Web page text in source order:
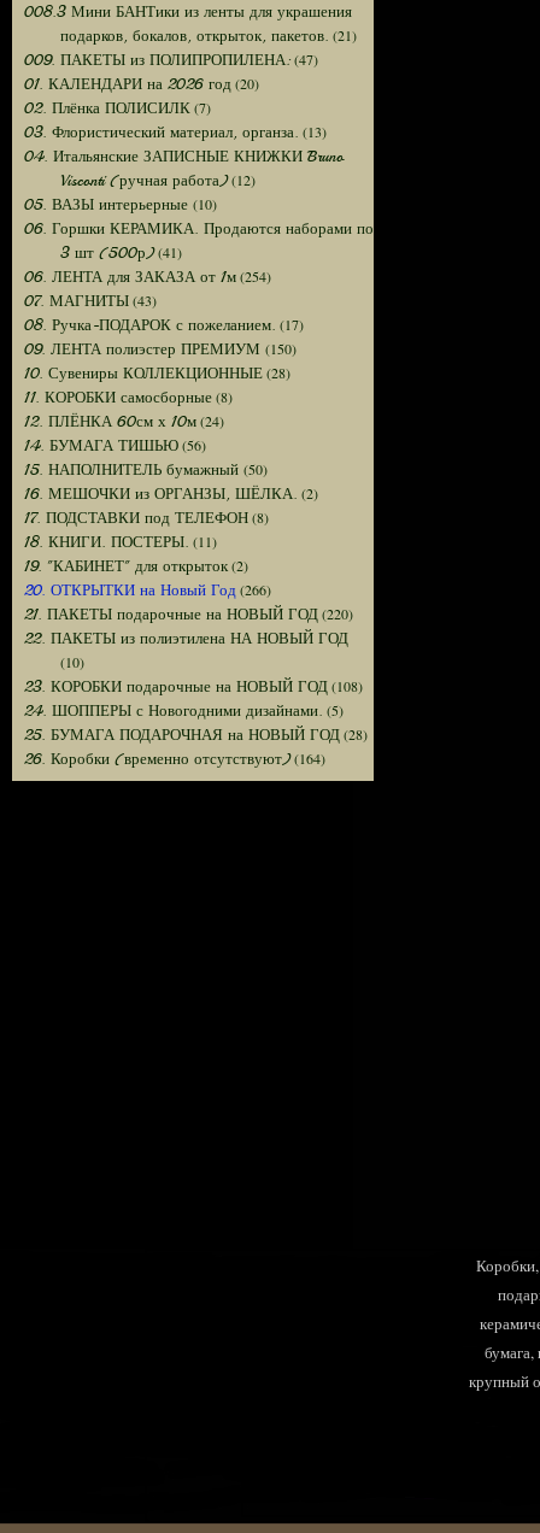
008.3 Мини БАНТики из ленты для украшения
подарков, бокалов, открыток, пакетов. (21)
009. ПАКЕТЫ из ПОЛИПРОПИЛЕНА:(47)
01. КАЛЕНДАРИ на 2026 год (20)
02. Плёнка ПОЛИСИЛК(7)
03. Флористический материал, органза. (13)
04. Итальянские ЗАПИСНЫЕ КНИЖКИ Bruno
Visconti (ручная работа)(12)
05. ВАЗЫ интерьерные (10)
06. Горшки КЕРАМИКА. Продаются наборами по
3 шт (500р)(41)
06. ЛЕНТА для ЗАКАЗА от 1м(254)
07. МАГНИТЫ(43)
08. Ручка-ПОДАРОК с пожеланием. (17)
09. ЛЕНТА полиэстер ПРЕМИУМ (150)
10. Сувениры КОЛЛЕКЦИОННЫЕ(28)
11. КОРОБКИ самосборные(8)
12. ПЛЁНКА 60см х 10м(24)
14. БУМАГА ТИШЬЮ(56)
15. НАПОЛНИТЕЛЬ бумажный (50)
16. МЕШОЧКИ из ОРГАНЗЫ, ШЁЛКА. (2)
17. ПОДСТАВКИ под ТЕЛЕФОН(8)
18. КНИГИ. ПОСТЕРЫ. (11)
19. "КАБИНЕТ" для открыток(2)
20. ОТКРЫТКИ на Новый Год (266)
21. ПАКЕТЫ подарочные на НОВЫЙ ГОД(220)
22. ПАКЕТЫ из полиэтилена НА НОВЫЙ ГОД
(10)
23. КОРОБКИ подарочные на НОВЫЙ ГОД(108)
24. ШОППЕРЫ с Новогодними дизайнами. (5)
25. БУМАГА ПОДАРОЧНАЯ на НОВЫЙ ГОД(28)
26. Коробки (временно отсутствуют)(164)
крупный